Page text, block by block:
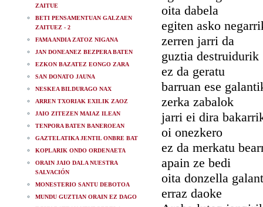
ZAITUE
BETI PENSAMENTUAN GALZAEN
ZAITUEZ - 2
FAMA ANDIA ZATOZ NIGANA
JAN DONEANEZ BEZPERA BATEN
EZKON BAZATEZ EONGO ZARA
SAN DONATO JAUNA
NESKEA BILDURAGO NAX
ARREN TXORIAK EXILIK ZAOZ
JAIO ZITEZEN MAIAZ ILEAN
TENPORA BATEN BANEROEAN
GAZTELATIKA JENTIL ONBRE BAT
KOPLARIK ONDO ORDENAETA
ORAIN JAIO DALA NUESTRA
SALVACIÓN
MONESTERIO SANTU DEBOTOA
MUNDU GUZTIAN ORAIN EZ DAGO
oita dabela
egiten asko
zerren jarri da
guztia destruidurik
ez da geratu
barruan ese
zerka zabalok
jarri ei dira
oi onezkero
ez da merkatu
apain ze bedi
oita donzella
erraz daoke